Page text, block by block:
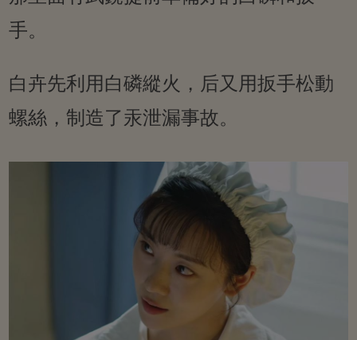
手。
白卉先利用白磷縱火，后又用扳手松動
螺絲，制造了汞泄漏事故。